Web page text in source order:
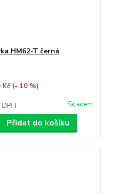
HM62-T černá
(- 10 %)
Skladem
Přidat do košíku